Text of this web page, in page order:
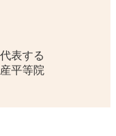
表する
平等院